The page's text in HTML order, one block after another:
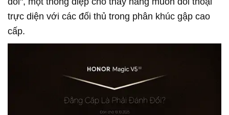
trực diện với các đối thủ trong phân khúc gập cao
cấp.